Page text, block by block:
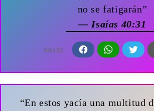
no se fatigarán”
— Isaías 40:31
“En estos yacía una multitud